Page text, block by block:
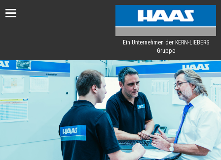
Toggle
Ein Unternehmen der KERN-LIEBERS
Gruppe